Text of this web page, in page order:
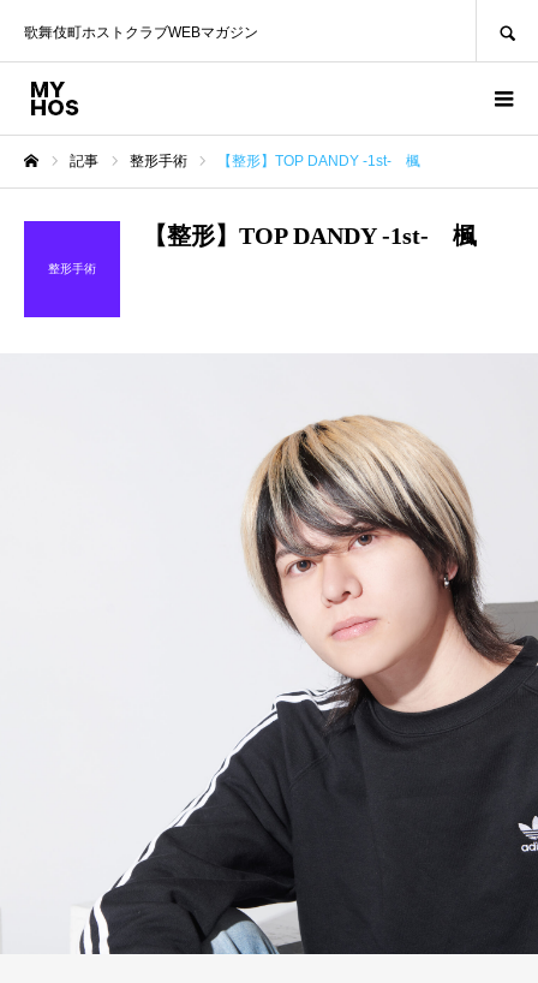
歌舞伎町ホストクラブWEBマガジン
記事 整形手術 【整形】TOP DANDY -1st- 楓
整形手術
【整形】TOP DANDY -1st- 楓